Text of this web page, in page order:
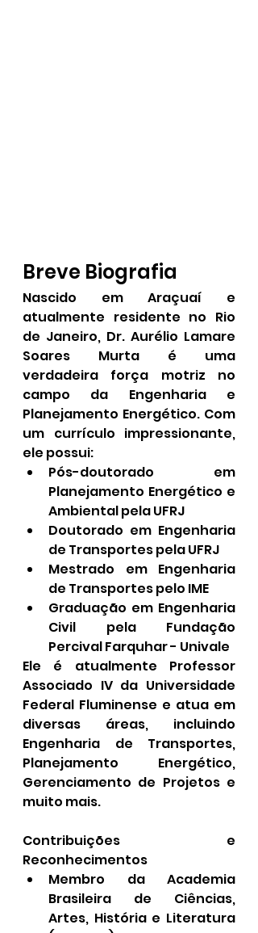
Breve Biografia
Nascido em Araçuaí e
atualmente residente no Rio
de Janeiro, Dr. Aurélio Lamare
Soares Murta é uma
verdadeira força motriz no
campo da Engenharia e
Planejamento Energético. Com
um currículo impressionante,
ele possui:
Pós-doutorado em
Planejamento Energético e
Ambiental pela UFRJ
Doutorado em Engenharia
de Transportes pela UFRJ
Mestrado em Engenharia
de Transportes pelo IME
Graduação em Engenharia
Civil pela Fundação
Percival Farquhar - Univale
Ele é atualmente Professor
Associado IV da Universidade
Federal Fluminense e atua em
diversas áreas, incluindo
Engenharia de Transportes,
Planejamento Energético,
Gerenciamento de Projetos e
muito mais.
Contribuições e
Reconhecimentos
Membro da Academia
Brasileira de Ciências,
Artes, História e Literatura